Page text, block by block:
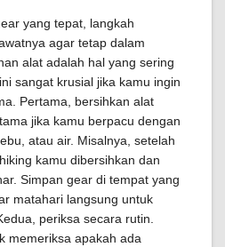
yang tepat, langkah
agar tetap dalam
alat adalah hal yang sering
sangat krusial jika kamu ingin
Pertama, bersihkan alat
jika kamu berpacu dengan
atau air. Misalnya, setelah
kamu dibersihkan dan
Simpan gear di tempat yang
matahari langsung untuk
periksa secara rutin.
memeriksa apakah ada